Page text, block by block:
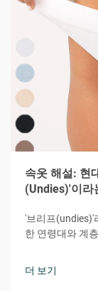
속옷 해설: 현
(Undies)'이라
'브리프(undies)'
한 연령대와 계
과적으로 전달합
더 보기